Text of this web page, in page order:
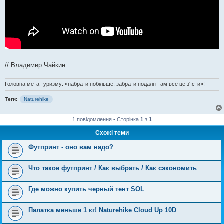
// Владимир Чайкин
Головна мета туризму: «набрати побільше, забрати подалі і там все це з'їсти»!
Теги: Naturehike
1 повідомлення • Сторінка 1 з 1
Схожі теми
Футпринт - оно вам надо?
Что такое футпринт / Как выбрать / Как сэкономить
Где можно купить черный тент SOL
Палатка меньше 1 кг! Naturehike Cloud Up 10D